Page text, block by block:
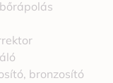
bronzosító